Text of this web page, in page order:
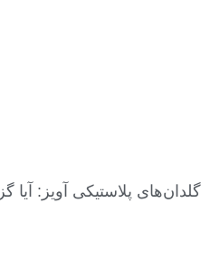
گلدان‌های پلاستیکی آویز: آیا